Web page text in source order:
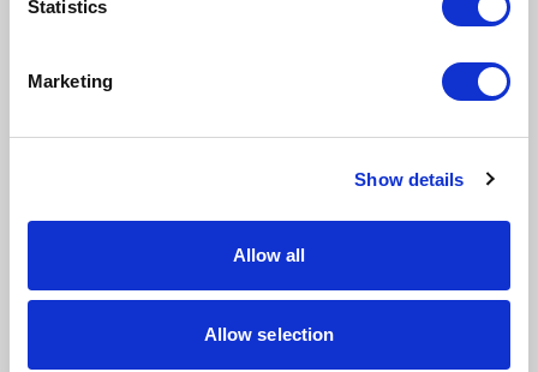
Statistics
Marketing
Show details
Allow all
Allow selection